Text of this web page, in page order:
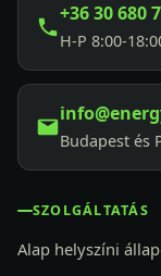
+36 30 680
H-P 8:00-
Budapest és
SZOLGÁLTATÁS
Alap helyszíni